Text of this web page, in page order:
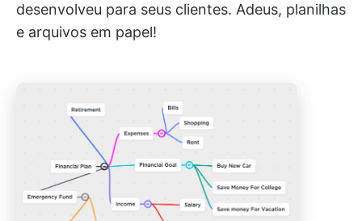
desenvolveu para seus clientes. Adeus, planilhas
e arquivos em papel!